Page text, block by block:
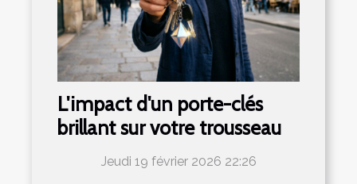
L'impact d'un porte-clés
brillant sur votre trousseau
Jeudi 19 février 2026 22:26